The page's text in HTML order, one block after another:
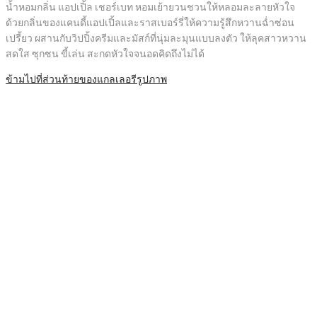
น้ำหอมกลิ่น แอปเปิ้ล เชอร์เบท หอมเย้ายวนชวนให้หลอมละลายหัวใจ
ด้วยกลิ่นของแคนดี้แอปเปิ้ลและราสเบอร์รี่ให้ความรู้สึกหวานฉ่ำซ่อน
เปรี้ยว ผสานกับวิปปิ้งครีมและมัสก์ที่นุ่มละมุนแบบลงตัว ให้ลุคสาวหวาน
สดใส ซุกซน ขี้เล่น สะกดหัวใจจนอดคิดถึงไม่ได้
ข้ามไปที่ส่วนท้ายของแกลเลอรีรูปภาพ